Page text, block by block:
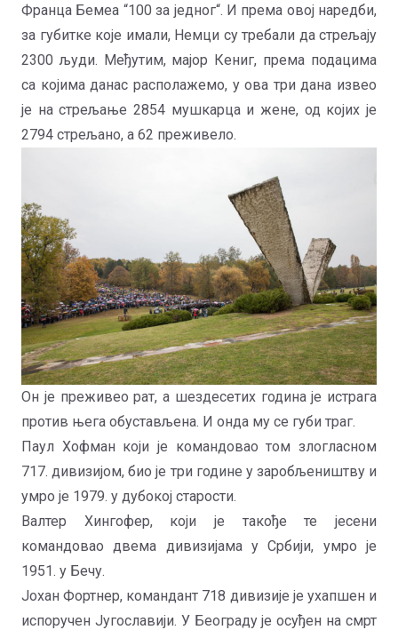
Франца Бемеа “100 за једног“. И према овој наредби,
за губитке које имали, Немци су требали да стрељају
2300 људи. Међутим, мајор Кениг, према подацима
са којима данас располажемо, у ова три дана извео
је на стрељање 2854 мушкарца и жене, од којих је
2794 стрељано, а 62 преживело.
Он је преживео рат, а шездесетих година је истрага
против њега обустављена. И онда му се губи траг.
Паул Хофман који је командовао том злогласном
717. дивизијом, био је три године у заробљеништву и
умро је 1979. у дубокој старости.
Валтер Хингофер, који је такође те јесени
командовао двема дивизијама у Србији, умро је
1951. у Бечу.
Јохан Фортнер, командант 718 дивизије је ухапшен и
испоручен Југославији. У Београду је осуђен на смрт